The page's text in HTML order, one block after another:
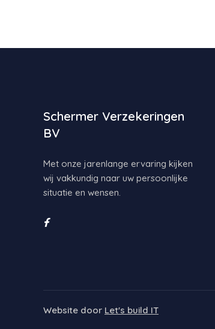
Schermer Verzekeringen
BV
Met onze jarenlange ervaring kijken
wij vakkundig naar uw persoonlijke
situatie en wensen.
Website door Let's build IT